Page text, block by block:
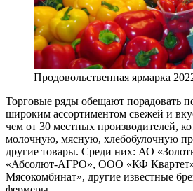
Продовольственная ярмарка
Торговые ряды обещают порадовать
широким ассортиментом свежей и
чем от 30 местных производителей,
молочную, мясную, хлебобулочную
другие товары. Среди них: АО
«Абсолют-АГРО», ООО «КФ
Мясокомбинат», другие известные